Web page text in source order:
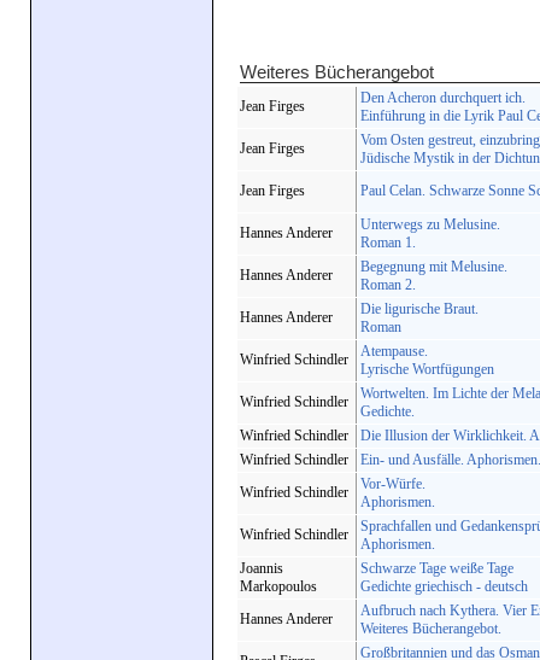
Weiteres Bücherangebot
Jean Firges
Den Acheron durchquert ich.
Einführung in die Lyrik Paul
Jean Firges
Vom Osten gestreut,
Jüdische Mystik in der
Jean Firges
Paul Celan. Schwarze Sonne
Hannes Anderer
Unterwegs zu Melusine.
Roman 1.
Hannes Anderer
Begegnung mit Melusine.
Roman 2.
Hannes Anderer
Die ligurische Braut.
Roman
Winfried Schindler
Atempause.
Lyrische Wortfügungen
Winfried Schindler
Wortwelten. Im Lichte der
Gedichte.
Winfried Schindler
Die Illusion der Wirklichkeit.
Winfried Schindler
Ein- und Ausfälle. Aphorismen.
Winfried Schindler
Vor-Würfe.
Aphorismen.
Winfried Schindler
Sprachfallen und
Aphorismen.
Joannis
Markopoulos
Schwarze Tage weiße Tage
Gedichte griechisch - deutsch
Hannes Anderer
Aufbruch nach Kythera. Vier
Weiteres Bücherangebot.
Großbritannien und das